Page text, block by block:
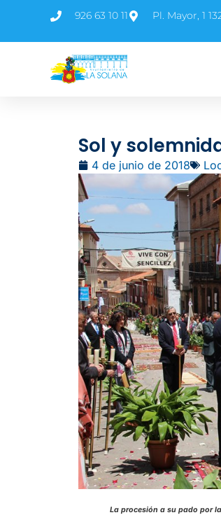
926 63 10 11 Pl. Mayor, 1
Sol y
4 de junio de 2018
La procesión